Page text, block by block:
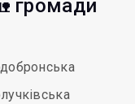
громади